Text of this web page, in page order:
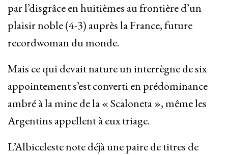
par l’disgrâce en huitièmes au frontière d’un
plaisir noble (4-3) auprès la France, future
recordwoman du monde.
Mais ce qui devait nature un interrègne de six
appointement s’est converti en prédominance
ambré à la mine de la « Scaloneta », même les
Argentins appellent à eux triage.
L’Albiceleste note déjà une paire de titres de